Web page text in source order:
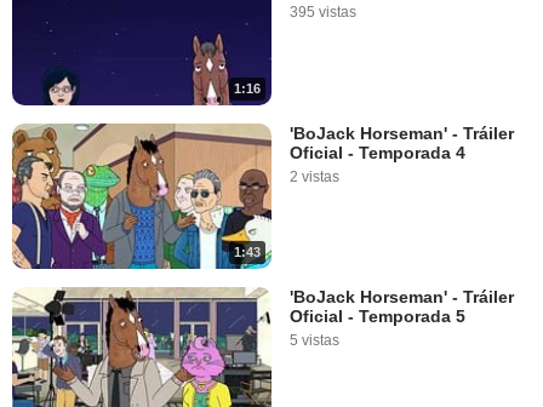
1:16
395 vistas
1:43
'BoJack Horseman' - Tráiler
Oficial - Temporada 4
2 vistas
'BoJack Horseman' - Tráiler
Oficial - Temporada 5
5 vistas